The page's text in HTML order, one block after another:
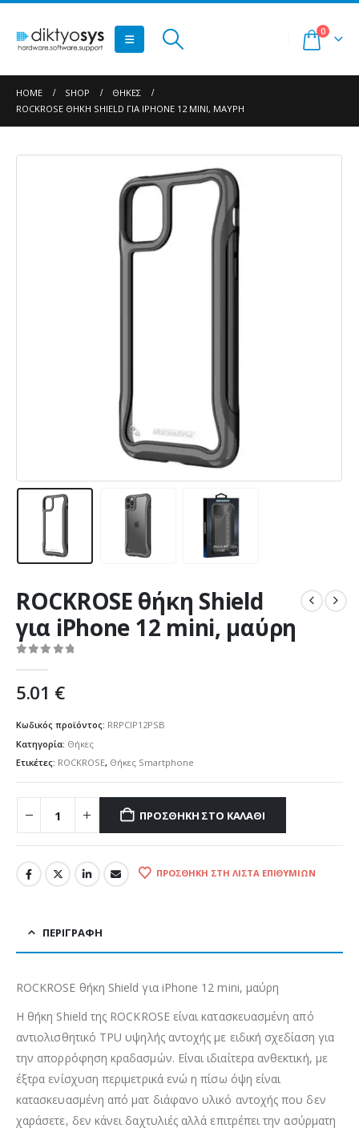
0
HOME SHOP
ΘΉΚΕΣ
ROCKROSE ΘΉΚΗ SHIELD ΓΙΑ IPHONE 12 MINI, ΜΑΎΡΗ
ROCKROSE θήκη Shield
για iPhone 12 mini, μαύρη
5.01 €
Κωδικός προϊόντος: RRPCIP12PSB
Κατηγορία: Θήκες
Ετικέτες: ROCKROSE, Θήκες Smartphone
ΠΡΟΣΘΉΚΗ ΣΤΟ ΚΑΛΆΘΙ
ΠΡΟΣΘΉΚΗ ΣΤΗ ΛΊΣΤΑ ΕΠΙΘΥΜΙΏΝ
ΠΕΡΙΓΡΑΦΉ
ROCKROSE θήκη Shield για iPhone 12 mini, μαύρη
Η θήκη Shield της ROCKROSE είναι κατασκευασμένη από
αντιολισθητικό TPU υψηλής αντοχής με ειδική σχεδίαση για
την απορρόφηση κραδασμών. Είναι ιδιαίτερα ανθεκτική, με
έξτρα ενίσχυση περιμετρικά ενώ η πίσω όψη είναι
κατασκευασμένη από ματ διάφανο υλικό αντοχής που δεν
χαράσετε, δεν κάνει δαχτυλιές αλλά επιτρέπει την ασύρματη